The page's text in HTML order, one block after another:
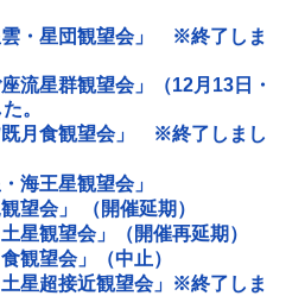
雲・星団観望会」 ※終了しま
流星群観望会」（12月13日・
。
既月食観望会」 ※終了しまし
海王星観望会」
望会」 （開催延期）
星観望会」（開催再延期）
観望会」（中止）
星超接近観望会」※終了しま